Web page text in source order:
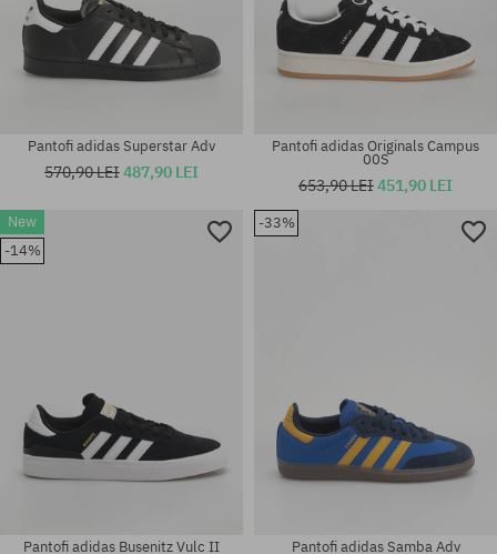
Mărimi existente:
XL
Pantofi adidas Superstar Adv
570,90 LEI487,90 LEI
Pantofi adidas Originals Campus
00S
653,90 LEI451,90 LEI
New
-14%
Pantofi adidas Busenitz Vulc II
-33%
Pantofi adidas Samba Adv